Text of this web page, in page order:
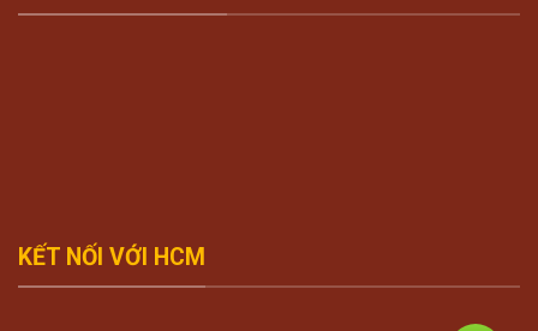
KẾT NỐI VỚI HCM